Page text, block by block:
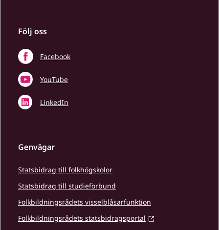
Följ oss
Facebook
YouTube
LinkedIn
Genvägar
Statsbidrag till folkhögskolor
Statsbidrag till studieförbund
Folkbildningsrådets visselblåsarfunktion
Folkbildningsrådets statsbidragsportal